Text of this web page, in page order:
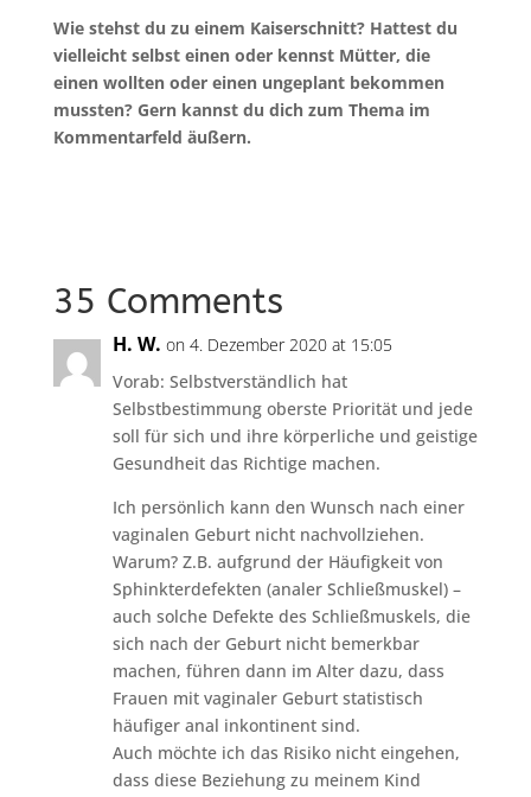
Wie stehst du zu einem Kaiserschnitt? Hattest du
vielleicht selbst einen oder kennst Mütter, die
einen wollten oder einen ungeplant bekommen
mussten? Gern kannst du dich zum Thema im
Kommentarfeld äußern.
35 Comments
H. W. on 4. Dezember 2020 at 15:05
Vorab: Selbstverständlich hat
Selbstbestimmung oberste Priorität und jede
soll für sich und ihre körperliche und geistige
Gesundheit das Richtige machen.
Ich persönlich kann den Wunsch nach einer
vaginalen Geburt nicht nachvollziehen.
Warum? Z.B. aufgrund der Häufigkeit von
Sphinkterdefekten (analer Schließmuskel) –
auch solche Defekte des Schließmuskels, die
sich nach der Geburt nicht bemerkbar
machen, führen dann im Alter dazu, dass
Frauen mit vaginaler Geburt statistisch
häufiger anal inkontinent sind.
Auch möchte ich das Risiko nicht eingehen,
dass diese Beziehung zu meinem Kind